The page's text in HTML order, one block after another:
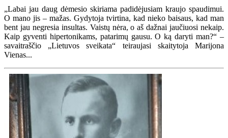
„Labai jau daug dėmesio skiriama padidėjusiam kraujo spaudimui.
O mano jis – mažas. Gydytoja tvirtina, kad nieko baisaus, kad man
bent jau negresia insultas. Vaistų nėra, o aš dažnai jaučiuosi nekaip.
Kaip gyventi hipertonikams, patarimų gausu. O ką daryti man?“ –
savaitraščio „Lietuvos sveikata“ teiraujasi skaitytoja Marijona
Vienas...